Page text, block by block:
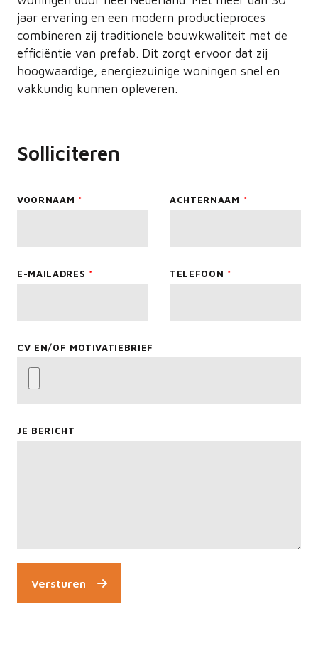
jaar ervaring en een modern productieproces
combineren zij traditionele bouwkwaliteit met de
efficiëntie van prefab. Dit zorgt ervoor dat zij
hoogwaardige, energiezuinige woningen snel en
vakkundig kunnen opleveren.
Solliciteren
this
VOORNAAM ACHTERNAAM
E-MAILADRES TELEFOON
CV EN/OF MOTIVATIEBRIEF
JE BERICHT
Versturen